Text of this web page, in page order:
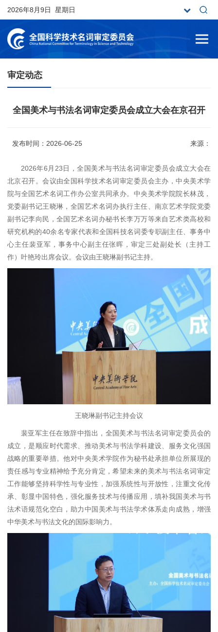
2026年8月9日 星期日
审定动态
全国美术与书法名词审定委员会成立大会在京召开
发布时间：2026-06-25 来源：
2026年6月23日，全国美术与书法名词审定委员会成立大会在
北京召开。会议由全国科学技术名词审定委员会主办，中央美术学
院与全国艺术名词工作办公室共同承办。中央美术学院院长林茂，
党委副书记王晓琳，全国艺术名词办执行主任、南京艺术学院党委
副书记李向民，全国艺术名词办秘书长李万万等来自艺术类高校和
研究机构的40余名专家代表和全国科技名词委专职副主任、事务中
心主任裴亚军，事务中心副主任张晖，审定三处副处长（主持工
作）叶艳玲出席会议。会议由王晓琳副书记主持。
王晓琳副书记主持会议
裴亚军主任在致辞中指出，全国美术与书法名词审定委员会的
成立，是顺应时代需求、推动美术与书法学科建设、服务文化强国
战略的重要举措。他对中央美术学院作为秘书处承担单位所展现的
责任感与专业精神给予充分肯定，希望未来的美术与书法名词审定
工作能够坚持科学性与专业性，加强系统性与开放性，注重文化传
承、彰显中国特色，强化服务技术与传播应用，填补我国美术与书
法术语规范化空白，助力中国美术与书法学术体系走向成熟，增强
中华美术与书法文化的国际影响力。